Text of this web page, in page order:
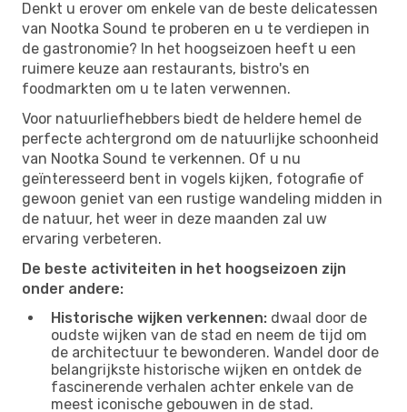
Denkt u erover om enkele van de beste delicatessen
van Nootka Sound te proberen en u te verdiepen in
de gastronomie? In het hoogseizoen heeft u een
ruimere keuze aan restaurants, bistro's en
foodmarkten om u te laten verwennen.
Voor natuurliefhebbers biedt de heldere hemel de
perfecte achtergrond om de natuurlijke schoonheid
van Nootka Sound te verkennen. Of u nu
geïnteresseerd bent in vogels kijken, fotografie of
gewoon geniet van een rustige wandeling midden in
de natuur, het weer in deze maanden zal uw
ervaring verbeteren.
De beste activiteiten in het hoogseizoen zijn
onder andere:
Historische wijken verkennen: dwaal door de
oudste wijken van de stad en neem de tijd om
de architectuur te bewonderen. Wandel door de
belangrijkste historische wijken en ontdek de
fascinerende verhalen achter enkele van de
meest iconische gebouwen in de stad.